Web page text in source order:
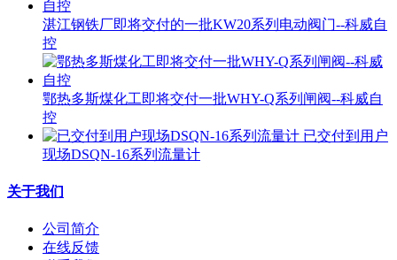
湛江钢铁厂即将交付的一批KW20系列电动阀门--科威自
控
鄂热多斯煤化工即将交付一批WHY-Q系列闸阀--科威自
控
已交付到用户
现场DSQN-16系列流量计
关于我们
公司简介
在线反馈